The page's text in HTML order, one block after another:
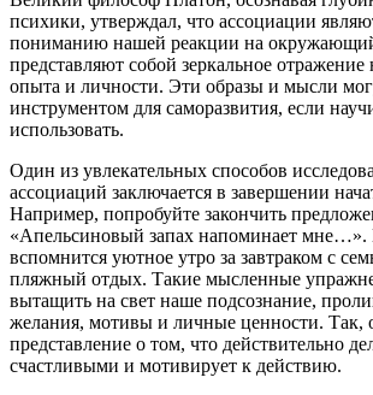
психики, утверждал, что ассоциации
пониманию нашей реакции на
представляют собой зеркальное
опыта и личности. Эти образы и мысли
инструментом для саморазвития, если
использовать.
Один из увлекательных способов
ассоциаций заключается в завершении
Например, попробуйте закончить
«Апельсиновый запах напоминает
вспомнится уютное утро за завтраком с
пляжный отдых. Такие мысленные
вытащить на свет наше подсознание,
желания, мотивы и личные ценности. Так,
представление о том, что действительно
счастливыми и мотивирует к действию.